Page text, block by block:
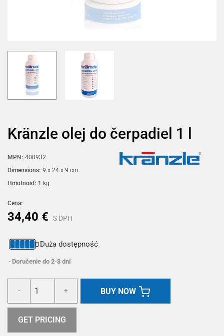
Kränzle olej do čerpadiel 1 l
MPN: 400932
Dimensions: 9 x 24 x 9 cm
Hmotnosť: 1 kg
Cena:
34,40 € S DPH
Duża dostępność
Doručenie do 2-3 dní
- + BUY NOW
GET PRICING